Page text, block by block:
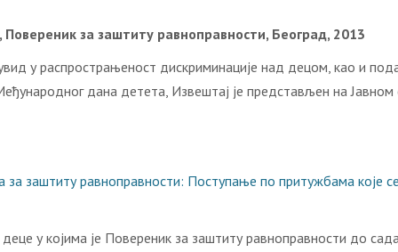
, Повереник за заштиту равноправности, Београд, 2013
у распрострањеност дискриминације над децом, као и
дана детета, Извештај је представљен на
заштиту равноправности: Поступање по притужбама које
деце у којима је Повереник за заштиту равноправности до